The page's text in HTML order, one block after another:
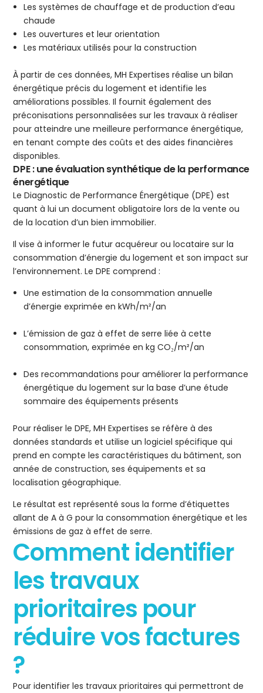
Les systèmes de chauffage et de production d’eau
chaude
Les ouvertures et leur orientation
Les matériaux utilisés pour la construction
À partir de ces données, MH Expertises réalise un bilan
énergétique précis du logement et identifie les
améliorations possibles. Il fournit également des
préconisations personnalisées sur les travaux à réaliser
pour atteindre une meilleure performance énergétique,
en tenant compte des coûts et des aides financières
disponibles.
DPE : une évaluation synthétique de la performance
énergétique
Le Diagnostic de Performance Énergétique (DPE) est
quant à lui un document obligatoire lors de la vente ou
de la location d’un bien immobilier.
Il vise à informer le futur acquéreur ou locataire sur la
consommation d’énergie du logement et son impact sur
l’environnement. Le DPE comprend :
Une estimation de la consommation annuelle
d’énergie exprimée en kWh/m²/an
L’émission de gaz à effet de serre liée à cette
consommation, exprimée en kg CO₂/m²/an
Des recommandations pour améliorer la performance
énergétique du logement sur la base d’une étude
sommaire des équipements présents
Pour réaliser le DPE, MH Expertises se réfère à des
données standards et utilise un logiciel spécifique qui
prend en compte les caractéristiques du bâtiment, son
année de construction, ses équipements et sa
localisation géographique.
Le résultat est représenté sous la forme d’étiquettes
allant de A à G pour la consommation énergétique et les
émissions de gaz à effet de serre.
Comment identifier
les travaux
prioritaires pour
réduire vos factures
?
Pour identifier les travaux prioritaires qui permettront de